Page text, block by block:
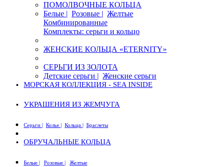
ПОМОЛВОЧНЫЕ КОЛЬЦА
Белые | Розовые | Желтые
Комбинированные
Комплекты: серьги и кольцо
ЖЕНСКИЕ КОЛЬЦА «ETERNITY»
СЕРЬГИ ИЗ ЗОЛОТА
Детские серьги | Женские серьги
МОРСКАЯ КОЛЛЕКЦИЯ - SEA INSIDE
УКРАШЕНИЯ ИЗ ЖЕМЧУГА
Серьги | Колье | Кольца | Браслеты
ОБРУЧАЛЬНЫЕ КОЛЬЦА
Белые | Розовые |
Желтые